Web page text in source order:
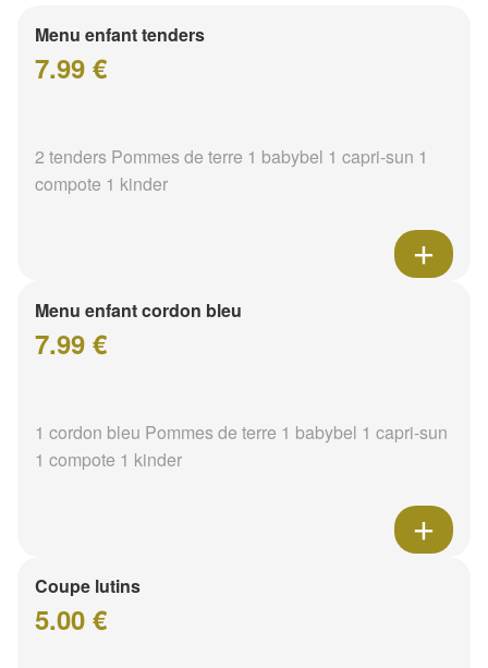
Menu enfant tenders
7.99 €
2 tenders Pommes de terre 1 babybel 1 capri-sun 1
compote 1 kinder
Menu enfant cordon bleu
7.99 €
1 cordon bleu Pommes de terre 1 babybel 1 capri-sun
1 compote 1 kinder
Coupe lutins
5.00 €